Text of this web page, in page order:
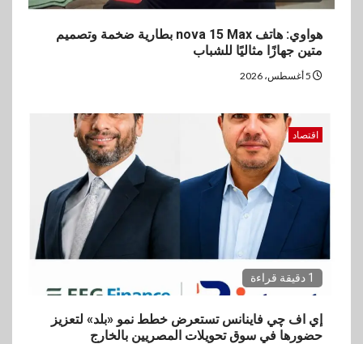
4
سوق وصلة
vivo تشعل المنافسة في مصر
5
بنوك
نكست وكاف للتأمين يطلقان
تحالفًا استراتيجيًا لتقديم حلول
تأمينية متكاملة لعملاء البنك
هواوي: هاتف nova 15 Max بطارية ضخمة وتصميم
متين جهازًا مثاليًا للشباب
اقتصاد
1 دقيقة قراءة
إي اف چي فاينانس تستعرض خطط نمو «بلد» لتعزيز
حضورها في سوق تحويلات المصريين بالخارج